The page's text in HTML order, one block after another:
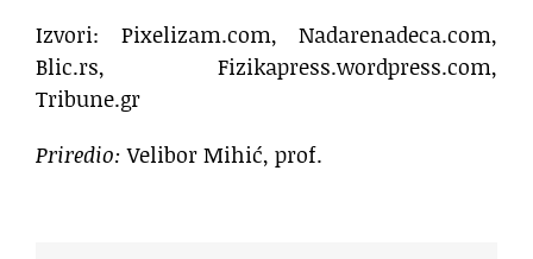
Izvori: Pixelizam.com, Nadarenadeca.com,
Blic.rs, Fizikapress.wordpress.com,
Tribune.gr
Priredio:Velibor Mihić, prof.